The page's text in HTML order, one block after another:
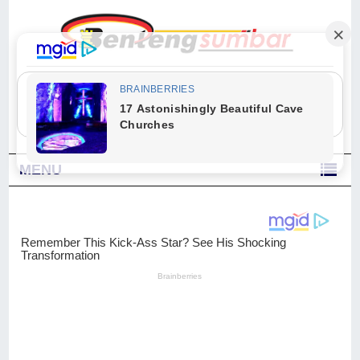
"Sesungguhnya Allah dan para malaikat-Nya berselawat untuk Nabi.
Wahai orang-orang yang beriman, berselawatlah kamu untuk Nabi dan
ucapkanlah salam dengan penuh penghormatan kepadanya." (Qs. Al
Ahzab Ayat 56)
MENU